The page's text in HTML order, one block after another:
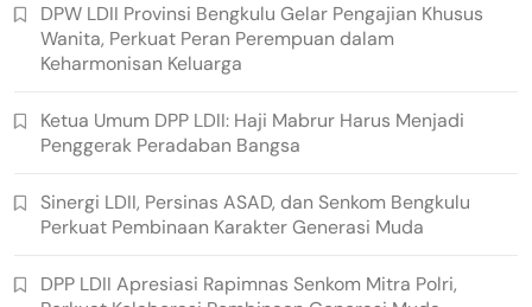
DPW LDII Provinsi Bengkulu Gelar Pengajian Khusus
Wanita, Perkuat Peran Perempuan dalam
Keharmonisan Keluarga
Ketua Umum DPP LDII: Haji Mabrur Harus Menjadi
Penggerak Peradaban Bangsa
Sinergi LDII, Persinas ASAD, dan Senkom Bengkulu
Perkuat Pembinaan Karakter Generasi Muda
DPP LDII Apresiasi Rapimnas Senkom Mitra Polri,